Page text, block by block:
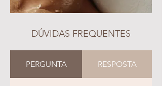
DÚVIDAS FREQUENTES
PERGUNTA RESPOSTA